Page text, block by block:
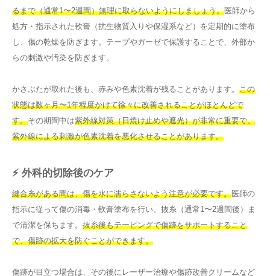
るまで（通常1〜2週間）無理に取らないようにしましょう。医師から
処方・指示された軟膏（抗生物質入りや保湿系など）を定期的に塗布
し、傷の乾燥を防ぎます。テープやガーゼで保護することで、外部か
らの刺激や汚染を防ぎます。
かさぶたが取れた後も、赤みや色素沈着が残ることがあります。 この
状態は数ヶ月〜1年程度かけて徐々に改善されることがほとんどで
す。その期間中は紫外線対策（日焼け止めや遮光）が非常に重要で、
紫外線による刺激が色素沈着を悪化させることがあります。
⚡ 外科的切除後のケア
縫合糸がある間は、傷を水に濡らさないよう注意が必要です。医師の
指示に従って傷の消毒・軟膏塗布を行い、抜糸（通常1〜2週間後）ま
で清潔を保ちます。 抜糸後もテーピングで傷跡をサポートすること
で、傷跡の拡大を防ぐことができます。
傷跡が目立つ場合は、その後にレーザー治療や傷跡改善クリームなど